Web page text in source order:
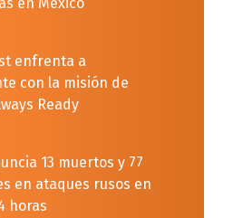
enfrenta a
con la misión de
Ready
13 muertos y 77
en ataques rusos en
horas